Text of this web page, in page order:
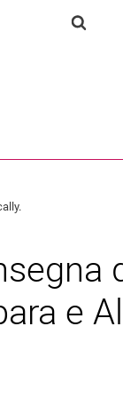
to: content
to: search
to: main
e